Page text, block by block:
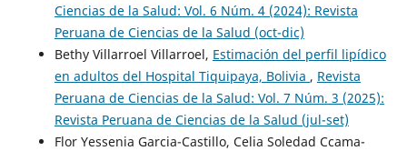
Ciencias de la Salud: Vol. 6 Núm. 4 (2024): Revista
Peruana de Ciencias de la Salud (oct-dic)
Bethy Villarroel Villarroel, Estimación del perfil lipídico
en adultos del Hospital Tiquipaya, Bolivia , Revista
Peruana de Ciencias de la Salud: Vol. 7 Núm. 3 (2025):
Revista Peruana de Ciencias de la Salud (jul-set)
Flor Yessenia Garcia-Castillo, Celia Soledad Ccama-